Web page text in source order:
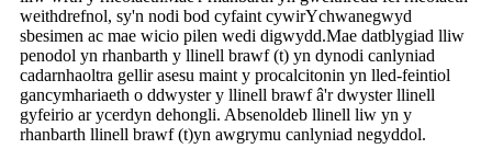
weithdrefnol, sy'n nodi bod cyfaint cywirYchwanegwyd
sbesimen ac mae wicio pilen wedi digwydd.Mae datblygiad lliw
penodol yn rhanbarth y llinell brawf (t) yn dynodi canlyniad
cadarnhaoltra gellir asesu maint y procalcitonin yn lled-feintiol
gancymhariaeth o ddwyster y llinell brawf â'r dwyster llinell
gyfeirio ar ycerdyn dehongli. Absenoldeb llinell liw yn y
rhanbarth llinell brawf (t)yn awgrymu canlyniad negyddol.